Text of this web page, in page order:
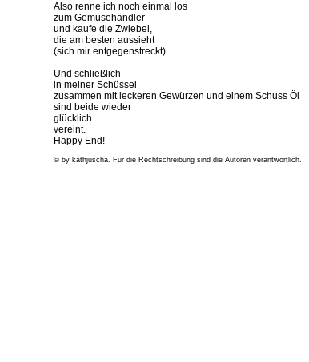
Also renne ich noch einmal los
zum Gemüsehändler
und kaufe die Zwiebel,
die am besten aussieht
(sich mir entgegenstreckt).
Und schließlich
in meiner Schüssel
zusammen mit leckeren Gewürzen und einem Schuss Öl
sind beide wieder
glücklich
vereint.
Happy End!
© by kathjuscha. Für die Rechtschreibung sind die Autoren verantwortlich.